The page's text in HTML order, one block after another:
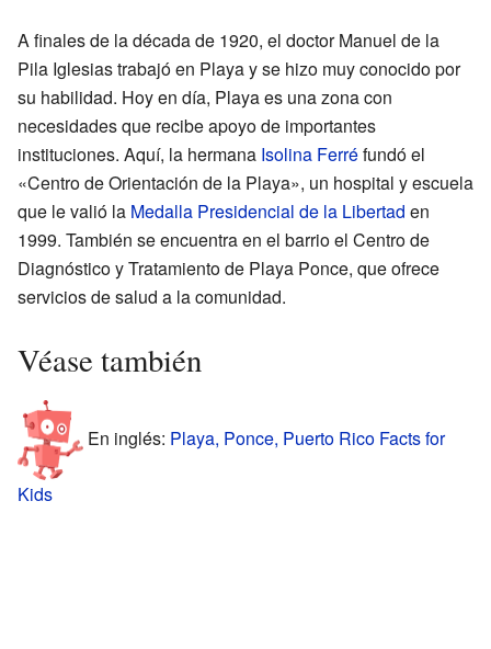
A finales de la década de 1920, el doctor Manuel de la
Pila Iglesias trabajó en Playa y se hizo muy conocido por
su habilidad. Hoy en día, Playa es una zona con
necesidades que recibe apoyo de importantes
instituciones. Aquí, la hermana Isolina Ferréfundó el
«Centro de Orientación de la Playa», un hospital y escuela
que le valió la Medalla Presidencial de la Libertad en
1999. También se encuentra en el barrio el Centro de
Diagnóstico y Tratamiento de Playa Ponce, que ofrece
servicios de salud a la comunidad.
Véase también
En inglés: Playa, Ponce, Puerto Rico Facts for
Kids